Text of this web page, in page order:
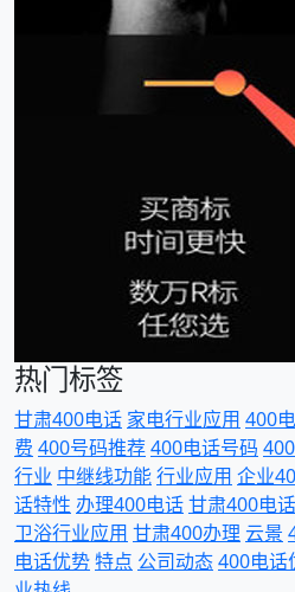
热门标签
甘肃400电话 家电行业应用 400
费 400号码推荐400电话号码
行业 中继线功能行业应用 企业
话特性 办理400电话甘肃400电
卫浴行业应用 甘肃400办理 云景
电话优势特点 公司动态400电话